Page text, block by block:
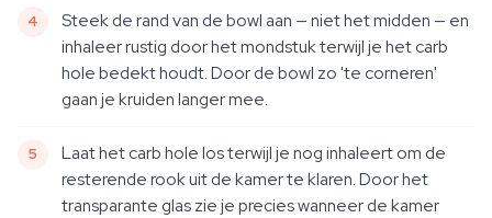
Steek de rand van de bowl aan — niet het midden — en
inhaleer rustig door het mondstuk terwijl je het carb
hole bedekt houdt. Door de bowl zo 'te corneren'
gaan je kruiden langer mee.
Laat het carb hole los terwijl je nog inhaleert om de
resterende rook uit de kamer te klaren. Door het
transparante glas zie je precies wanneer de kamer